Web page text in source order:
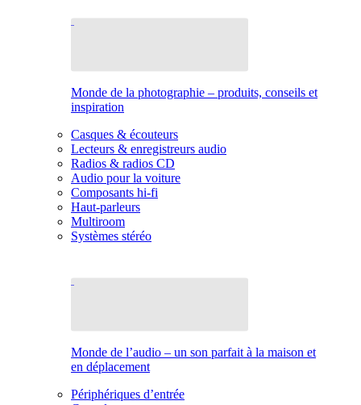
Monde de la photographie – produits, conseils et
inspiration
Casques & écouteurs
Lecteurs & enregistreurs audio
Radios & radios CD
Audio pour la voiture
Composants hi-fi
Haut-parleurs
Multiroom
Systèmes stéréo
Monde de l’audio – un son parfait à la maison et
en déplacement
Périphériques d’entrée